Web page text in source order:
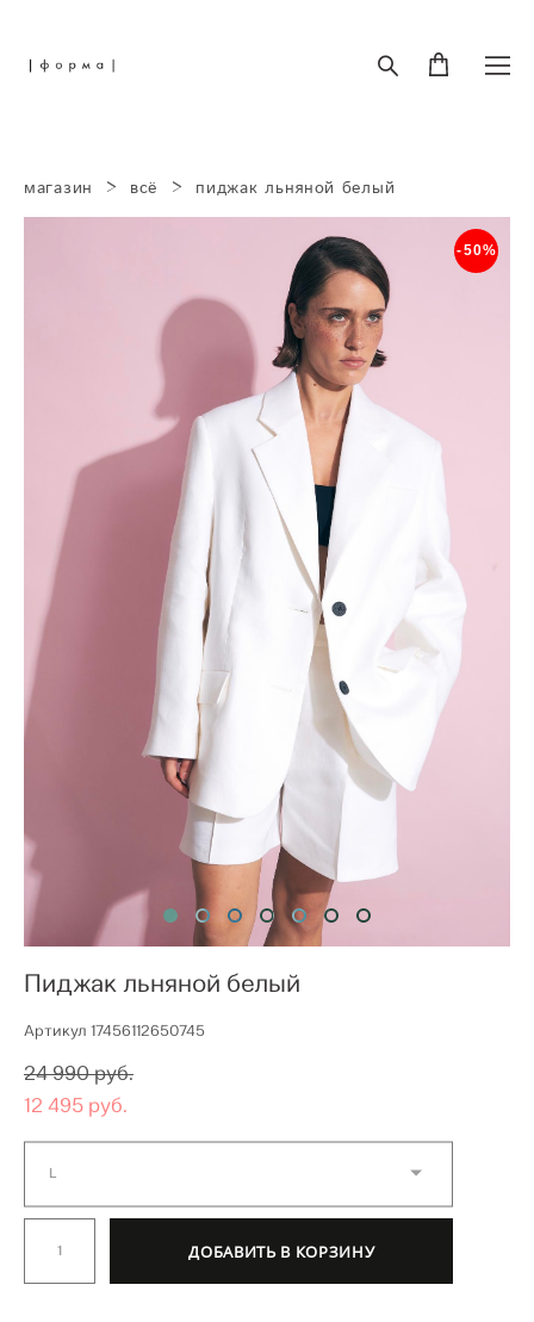
магазин > всё > пиджак льняной белый
-50%
Пиджак льняной белый
Артикул 17456112650745
24 990 pуб.
12 495 pуб.
L
ДОБАВИТЬ В КОРЗИНУ